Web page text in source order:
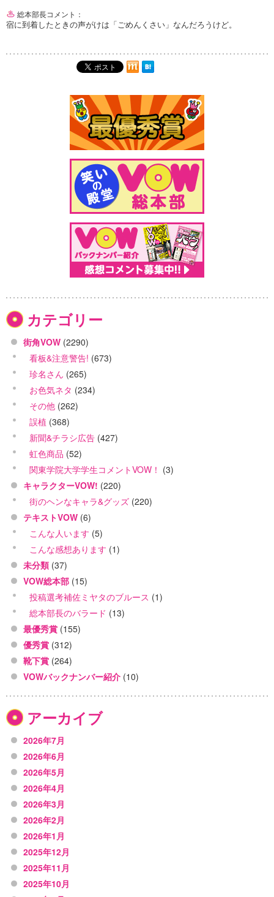
総本部長コメント：
宿に到着したときの声がけは「ごめんくさい」なんだろうけど。
カテゴリー
街角VOW (2290)
看板&注意警告! (673)
珍名さん (265)
お色気ネタ (234)
その他 (262)
誤植 (368)
新聞&チラシ広告 (427)
虹色商品 (52)
関東学院大学学生コメントVOW！ (3)
キャラクターVOW! (220)
街のヘンなキャラ&グッズ (220)
テキストVOW (6)
こんな人います (5)
こんな感想あります (1)
未分類 (37)
VOW総本部 (15)
投稿選考補佐ミヤタのブルース (1)
総本部長のバラード (13)
最優秀賞 (155)
優秀賞 (312)
靴下賞 (264)
VOWバックナンバー紹介 (10)
アーカイブ
2026年7月
2026年6月
2026年5月
2026年4月
2026年3月
2026年2月
2026年1月
2025年12月
2025年11月
2025年10月